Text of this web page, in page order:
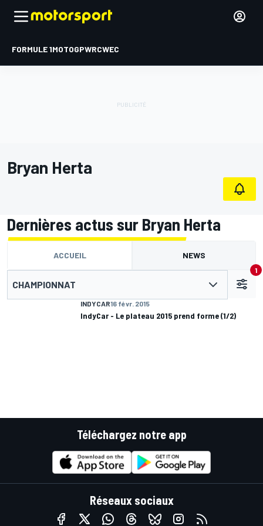
FORMULE 1MOTOGPWRCWEC
Bryan Herta
Dernières actus sur Bryan Herta
ACCUEIL NEWS
CHAMPIONNAT
1
INDYCAR16 févr. 2015
IndyCar - Le plateau 2015 prend forme (1/2)
Téléchargez notre app
Réseaux sociaux